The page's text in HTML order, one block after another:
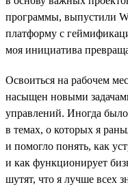
программы, выпустили
платформу с
моя инициатива
Освоиться на рабочем
насыщен новыми
управлений. Иногда
в темах, о которых я
и помогло понять, как
и как функционирует
шутят, что я лучше всех